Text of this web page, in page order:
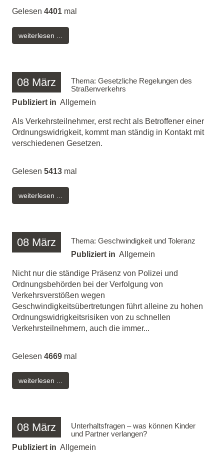
Gelesen 4401 mal
weiterlesen ...
08 März
Thema: Gesetzliche Regelungen des
Straßenverkehrs
Publiziert in Allgemein
Als Verkehrsteilnehmer, erst recht als Betroffener einer
Ordnungswidrigkeit, kommt man ständig in Kontakt mit
verschiedenen Gesetzen.
Gelesen 5413 mal
weiterlesen ...
08 März
Thema: Geschwindigkeit und Toleranz
Publiziert in Allgemein
Nicht nur die ständige Präsenz von Polizei und
Ordnungsbehörden bei der Verfolgung von
Verkehrsverstößen wegen
Geschwindigkeitsübertretungen führt alleine zu hohen
Ordnungswidrigkeitsrisiken von zu schnellen
Verkehrsteilnehmern, auch die immer...
Gelesen 4669 mal
weiterlesen ...
08 März
Unterhaltsfragen – was können Kinder
und Partner verlangen?
Publiziert in Allgemein